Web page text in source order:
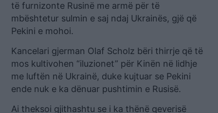
të furnizonte Rusinë me armë për të
mbështetur sulmin e saj ndaj Ukrainës, gjë që
Pekini e mohoi.
Kancelari gjerman Olaf Scholz bëri thirrje që të
mos kultivohen “iluzionet” për Kinën në lidhje
me luftën në Ukrainë, duke kujtuar se Pekini
ende nuk e ka dënuar pushtimin e Rusisë.
Ai theksoi gjithashtu se i ka thënë qeverisë